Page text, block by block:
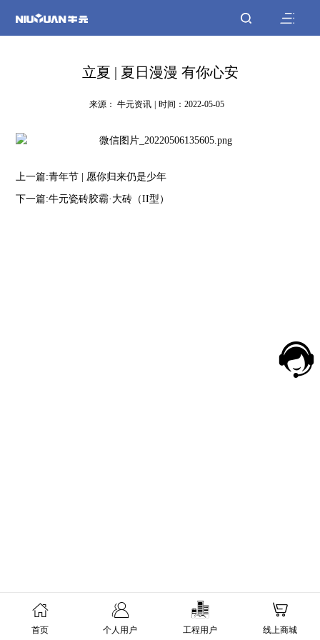
立夏 | 夏日漫漫 有你心安
来源： 牛元资讯 时间：2022-05-05
上一篇:青年节 | 愿你归来仍是少年
下一篇:牛元瓷砖胶霸·大砖（II型）
首页 个人用户 工程用户 线上商城